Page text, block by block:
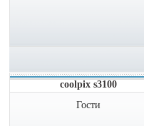
coolpix s3100
Гости